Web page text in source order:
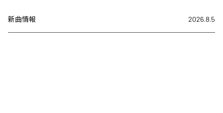
新曲情報 2026.8.5